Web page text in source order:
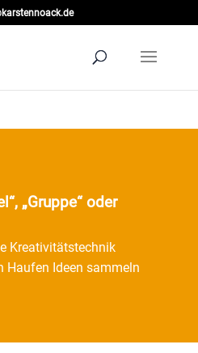
„Gruppe“ oder
Kreativitätstechnik
Haufen Ideen sammeln